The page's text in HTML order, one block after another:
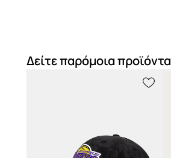
Δείτε παρόμοια προϊόντα